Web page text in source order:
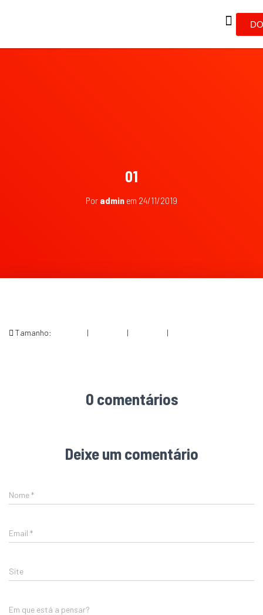
01
Por admin em 24/11/2019
Tamanho: | | |
0 comentários
Deixe um comentário
Nome*
Email *
Site
Em que está a pensar?